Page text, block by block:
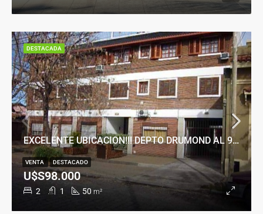
EXCELENTE UBICACION!!! DEPTO DRUMOND AL 900
2 1 50 m²
U$S98.000
VENTA DESTACADO
DESTACADA